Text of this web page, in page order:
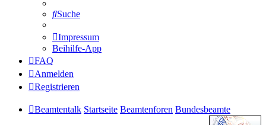
Suche
Impressum
Beihilfe-App
FAQ
Anmelden
Registrieren
Beamtentalk Startseite Beamtenforen Bundesbeamte